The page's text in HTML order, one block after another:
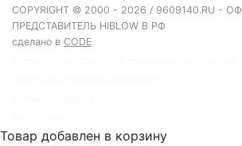
COPYRIGHT © 2000 - 2026 / 9609140.RU -
ПРЕДСТАВИТЕЛЬ HIBLOW В РФ
сделано в CODE
Товар добавлен в корзину